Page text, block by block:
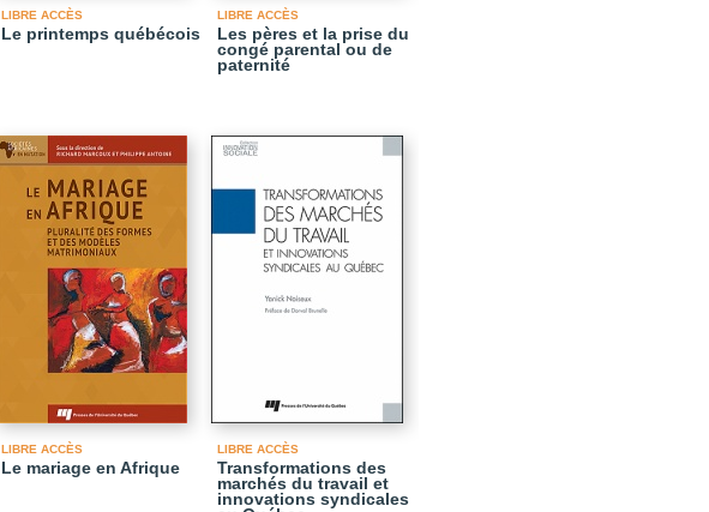
LIBRE ACCÈS
Le printemps québécois
LIBRE ACCÈS
Les pères et la prise du
congé parental ou de
paternité
LIBRE ACCÈS
Le mariage en Afrique
LIBRE ACCÈS
Transformations des
marchés du travail et
innovations syndicales